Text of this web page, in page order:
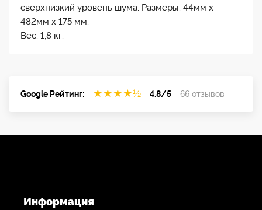
сверхнизкий уровень шума. Размеры: 44мм х
482мм х 175 мм.
Вес: 1,8 кг.
Google Рейтинг: ★ ★ ★ ★½ 4.8/5 66 отзывов
Информация